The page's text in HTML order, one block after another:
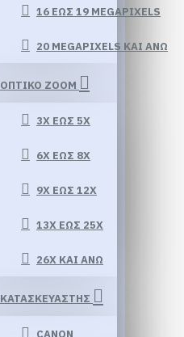
16 ΕΏΣ 19 MEGAPIXELS
20 MEGAPIXELS ΚΑΙ ΆΝΩ
ΟΠΤΙΚΟ ZOOM
3X ΈΩΣ 5X
6X ΈΩΣ 8X
9X ΈΩΣ 12X
13X ΕΏΣ 25X
26X ΚΑΙ ΆΝΩ
ΚΑΤΑΣΚΕΥΑΣΤΗΣ
CANON